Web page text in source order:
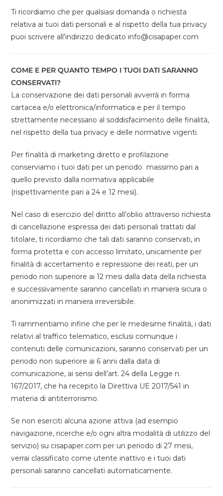
Ti ricordiamo che per qualsiasi domanda o richiesta
relativa ai tuoi dati personali e al rispetto della tua privacy
puoi scrivere all’indirizzo dedicato info@cisapaper.com
COME E PER QUANTO TEMPO I TUOI DATI SARANNO
CONSERVATI?
La conservazione dei dati personali avverrà in forma
cartacea e/o elettronica/informatica e per il tempo
strettamente necessario al soddisfacimento delle finalità,
nel rispetto della tua privacy e delle normative vigenti.
Per finalità di marketing diretto e profilazione
conserviamo i tuoi dati per un periodo massimo pari a
quello previsto dalla normativa applicabile
(rispettivamente pari a 24 e 12 mesi).
Nel caso di esercizio del diritto all’oblio attraverso richiesta
di cancellazione espressa dei dati personali trattati dal
titolare, ti ricordiamo che tali dati saranno conservati, in
forma protetta e con accesso limitato, unicamente per
finalità di accertamento e repressione dei reati, per un
periodo non superiore ai 12 mesi dalla data della richiesta
e successivamente saranno cancellati in maniera sicura o
anonimizzati in maniera irreversibile.
Ti rammentiamo infine che per le medesime finalità, i dati
relativi al traffico telematico, esclusi comunque i
contenuti delle comunicazioni, saranno conservati per un
periodo non superiore ai 6 anni dalla data di
comunicazione, ai sensi dell’art. 24 della Legge n.
167/2017, che ha recepito la Direttiva UE 2017/541 in
materia di antiterrorismo.
Se non eserciti alcuna azione attiva (ad esempio
navigazione, ricerche e/o ogni altra modalità di utilizzo del
servizio) su cisapaper.com per un periodo di 27 mesi,
verrai classificato come utente inattivo e i tuoi dati
personali saranno cancellati automaticamente.